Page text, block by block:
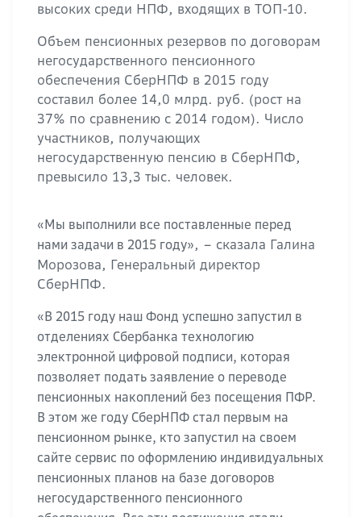
высоких среди НПФ, входящих в ТОП-10.
Объем пенсионных резервов по договорам
негосударственного пенсионного
обеспечения СберНПФ в 2015 году
составил более 14,0 млрд. руб. (рост на
37% по сравнению с 2014 годом). Число
участников, получающих
негосударственную пенсию в СберНПФ,
превысило 13,3 тыс. человек.
«Мы выполнили все поставленные перед
нами задачи в 2015 году», – сказала Галина
Морозова, Генеральный директор
СберНПФ.
«В 2015 году наш Фонд успешно запустил в
отделениях Сбербанка технологию
электронной цифровой подписи, которая
позволяет подать заявление о переводе
пенсионных накоплений без посещения ПФР.
В этом же году СберНПФ стал первым на
пенсионном рынке, кто запустил на своем
сайте сервис по оформлению индивидуальных
пенсионных планов на базе договоров
негосударственного пенсионного